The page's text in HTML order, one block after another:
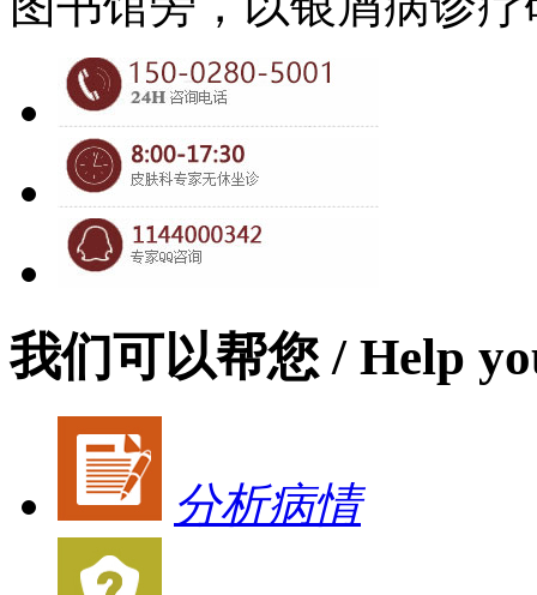
我们可以帮您 / Help
分析病情